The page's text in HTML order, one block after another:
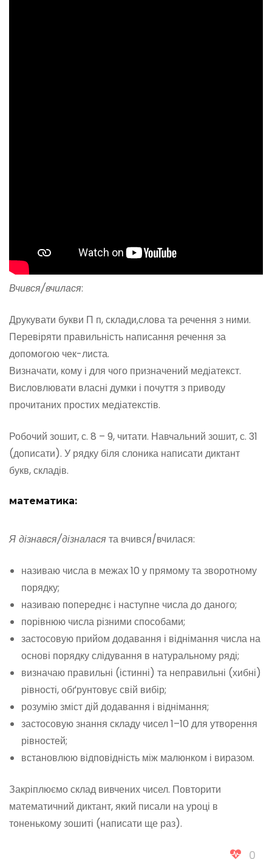
Вчився/вчилася:
Друкувати букви П п, склади,слова та речення з ними.
Перевіряти правильність написання речення за
допомогою чек-листа.
Визначати, кому і для чого призначений медіатекст.
Висловлювати власні думки і почуття з приводу
прочитаних простих медіатекстів.
Робочий зошит, с. 8 – 9, читати. Навчальний зошит, с. 31
(дописати). У рядку біля слоника написати диктант
букв, складів.
математика:
Я дізнався/дізналася та вчився/вчилася:
називаю числа в межах 10 у прямому та зворотному
порядку;
називаю попереднє і наступне числа до даного;
порівнюю числа різними способами;
застосовую прийом додавання і віднімання числа на
основі порядку слідування в натуральному ряді;
визначаю правильні (істинні) та неправильні (хибні)
рівності, обґрунтовує свій вибір;
розумію зміст дій додавання і віднімання;
застосовую знання складу чисел 1–10 для утворення
рівностей;
встановлюю відповідність між малюнком і виразом.
Закріплюємо склад вивчених чисел. Повторити
математичний диктант, який писали на уроці в
тоненькому зошиті (написати ще раз).
0